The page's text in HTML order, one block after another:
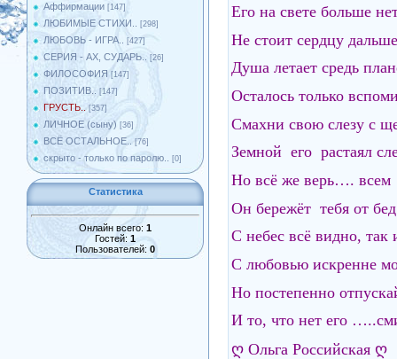
Аффирмации [147]
ЛЮБИМЫЕ СТИХИ.. [298]
ЛЮБОВЬ - ИГРА.. [427]
СЕРИЯ - АХ, СУДАРЬ.. [26]
ФИЛОСОФИЯ [147]
ПОЗИТИВ.. [147]
ГРУСТЬ.. [357]
ЛИЧНОЕ (сыну) [36]
ВСЁ ОСТАЛЬНОЕ.. [76]
скрыто - только по паролю.. [0]
Статистика
Онлайн всего: 1
Гостей: 1
Пользователей: 0
Его на свете больше
Не стоит сердцу
Душа летает средь
Осталось только
Смахни свою слезу с
Земной его растаял
Но всё же верь…. всем
Он бережёт тебя от
С небес всё видно, так
С любовью искренне
Но постепенно
И то, что нет его
ღ Ольга Российская ღ